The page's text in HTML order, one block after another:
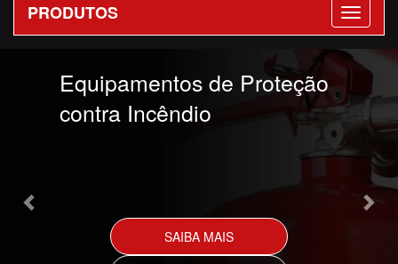
PRODUTOS
Equipamentos de Proteção
contra Incêndio
SAIBA MAIS